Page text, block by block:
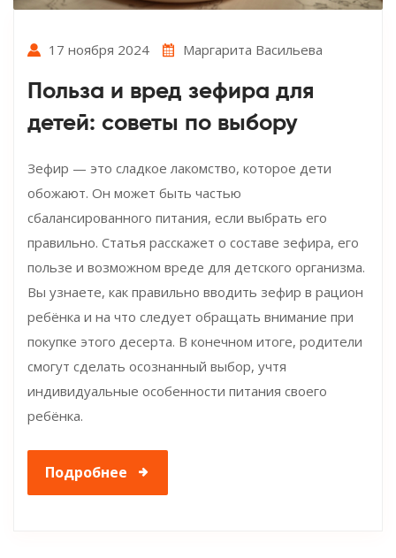
17 ноября 2024 Маргарита Васильева
Польза и вред зефира для
детей: советы по выбору
Зефир — это сладкое лакомство, которое дети
обожают. Он может быть частью
сбалансированного питания, если выбрать его
правильно. Статья расскажет о составе зефира, его
пользе и возможном вреде для детского организма.
Вы узнаете, как правильно вводить зефир в рацион
ребёнка и на что следует обращать внимание при
покупке этого десерта. В конечном итоге, родители
смогут сделать осознанный выбор, учтя
индивидуальные особенности питания своего
ребёнка.
Подробнее